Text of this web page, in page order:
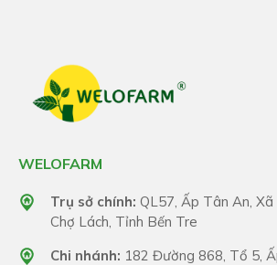
WELOFARM
Trụ sở chính: QL57, Ấp Tân An,
Chợ Lách, Tỉnh Bến Tre
Chi nhánh: 182 Đường 868, Tổ 5,